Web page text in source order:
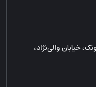
خیابان والی‌نژاد،